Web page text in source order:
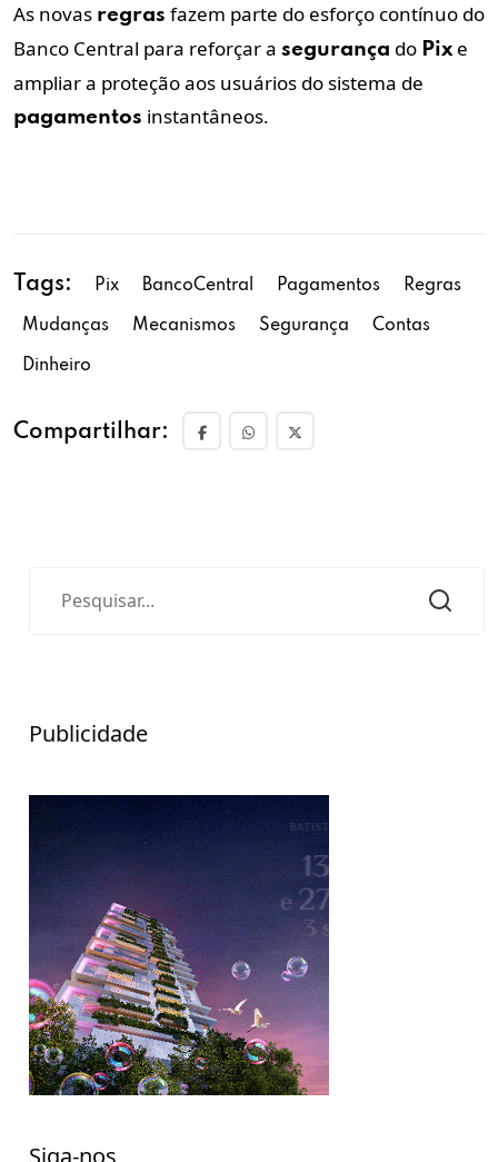
As novas regras fazem parte do esforço contínuo do
Banco Central para reforçar a segurança do Pixe
ampliar a proteção aos usuários do sistema de
pagamentos instantâneos.
Tags: Pix BancoCentral Pagamentos Regras
Mudanças Mecanismos Segurança Contas
Dinheiro
Compartilhar:
Publicidade
Siga-nos